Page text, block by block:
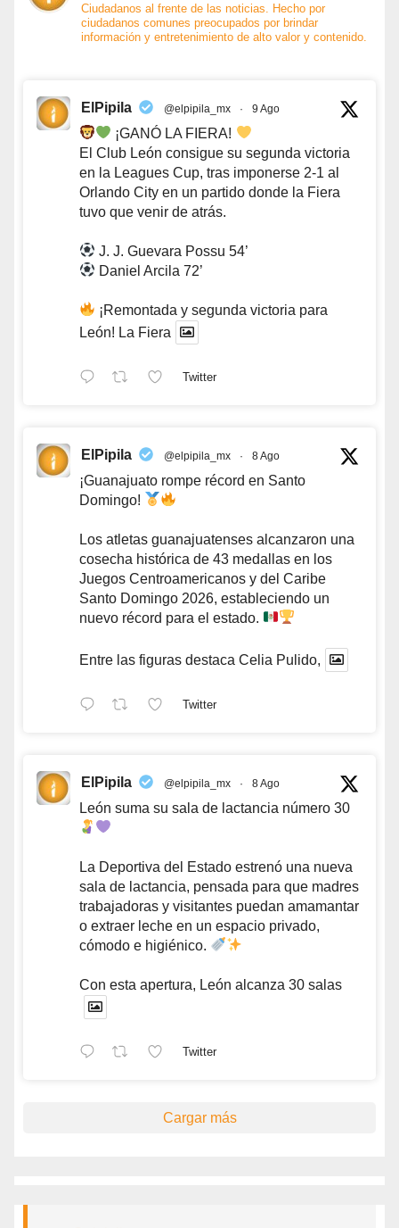
Ciudadanos al frente de las noticias. Hecho por
ciudadanos comunes preocupados por brindar
información y entretenimiento de alto valor y contenido.
ElPipila @elpipila_mx · 9 Ago
¡GANÓ LA FIERA!
El Club León consigue su segunda victoria
en la Leagues Cup, tras imponerse 2-1 al
Orlando City en un partido donde la Fiera
tuvo que venir de atrás.
J. J. Guevara Possu 54’
Daniel Arcila 72’
¡Remontada y segunda victoria para
León! La Fiera
Twitter
ElPipila @elpipila_mx · 8 Ago
¡Guanajuato rompe récord en Santo
Domingo!
Los atletas guanajuatenses alcanzaron una
cosecha histórica de 43 medallas en los
Juegos Centroamericanos y del Caribe
Santo Domingo 2026, estableciendo un
nuevo récord para el estado.
Entre las figuras destaca Celia Pulido,
Twitter
ElPipila @elpipila_mx · 8 Ago
León suma su sala de lactancia número 30
La Deportiva del Estado estrenó una nueva
sala de lactancia, pensada para que madres
trabajadoras y visitantes puedan amamantar
o extraer leche en un espacio privado,
cómodo e higiénico.
Con esta apertura, León alcanza 30 salas
Twitter
Cargar más